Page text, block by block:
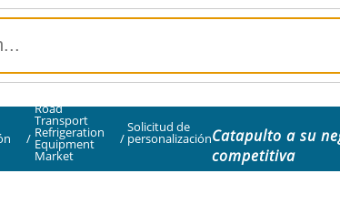
/
Road
Transport
Refrigeration
Equipment
Market
/
Solicitud de
personalizaciónCatapulto a su
competitiva